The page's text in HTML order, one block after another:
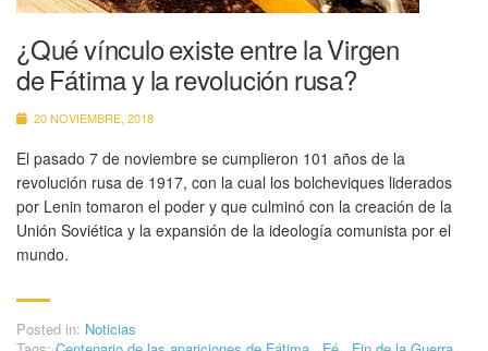
¿Qué vínculo existe entre la Virgen
de Fátima y la revolución rusa?
20 NOVIEMBRE, 2018
El pasado 7 de noviembre se cumplieron 101 años de la
revolución rusa de 1917, con la cual los bolcheviques liderados
por Lenin tomaron el poder y que culminó con la creación de la
Unión Soviética y la expansión de la ideología comunista por el
mundo.
Posted in: Noticias